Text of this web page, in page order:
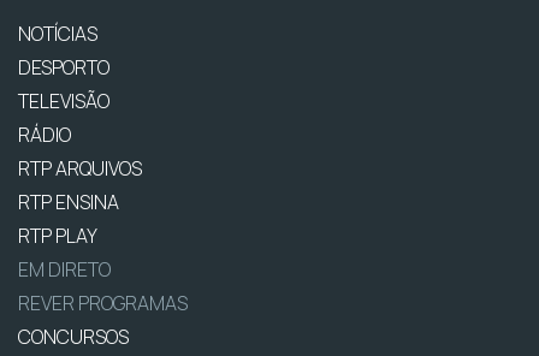
NOTÍCIAS
DESPORTO
TELEVISÃO
RÁDIO
RTP ARQUIVOS
RTP ENSINA
RTP PLAY
EM DIRETO
REVER PROGRAMAS
CONCURSOS